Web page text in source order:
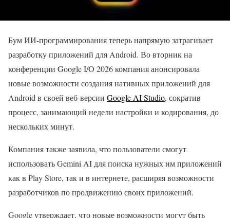
Бум ИИ-программирования теперь напрямую затрагивает
разработку приложений для Android. Во вторник на
конференции Google I/O 2026 компания анонсировала
новые возможности создания нативных приложений для
Android в своей веб-версии Google AI Studio, сократив
процесс, занимающий недели настройки и кодирования, до
нескольких минут.
Компания также заявила, что пользователи смогут
использовать Gemini AI для поиска нужных им приложений
как в Play Store, так и в интернете, расширяя возможности
разработчиков по продвижению своих приложений.
Google утверждает, что новые возможности могут быть